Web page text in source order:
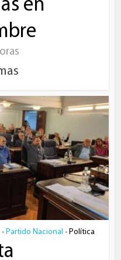
en
• Partido Nacional • Política